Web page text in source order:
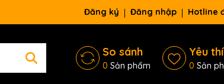
Đăng ký Đăng nhập Hotline
So sánh
0 Sản phẩm
Yêu
0 Sản